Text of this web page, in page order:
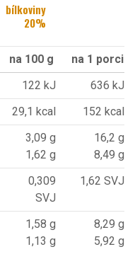
bílkoviny
20%
na 100 g
na 1 porci
122 kJ
636 kJ
29,1 kcal
152 kcal
3,09 g
1,62 g
16,2 g
8,49 g
0,309
SVJ
1,62 SVJ
1,58 g
1,13 g
8,29 g
5,92 g